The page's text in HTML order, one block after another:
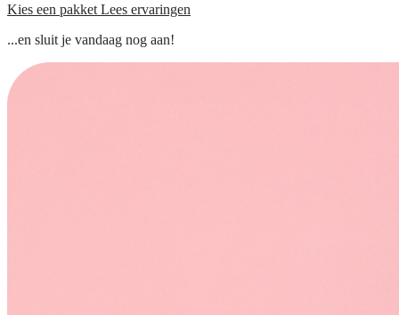
Kies een pakket Lees ervaringen
...en sluit je vandaag nog aan!